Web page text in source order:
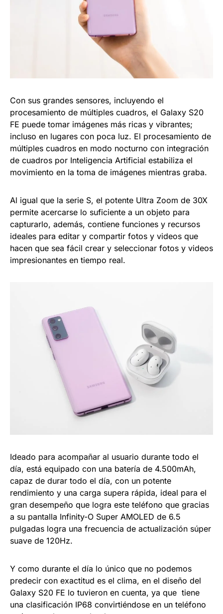
Con sus grandes sensores, incluyendo el
procesamiento de múltiples cuadros, el Galaxy S20
FE puede tomar imágenes más ricas y vibrantes;
incluso en lugares con poca luz. El procesamiento de
múltiples cuadros en modo nocturno con integración
de cuadros por Inteligencia Artificial estabiliza el
movimiento en la toma de imágenes mientras graba.
Al igual que la serie S, el potente Ultra Zoom de 30X
permite acercarse lo suficiente a un objeto para
capturarlo, además, contiene funciones y recursos
ideales para editar y compartir fotos y videos que
hacen que sea fácil crear y seleccionar fotos y videos
impresionantes en tiempo real.
Ideado para acompañar al usuario durante todo el
día, está equipado con una batería de 4.500mAh,
capaz de durar todo el día, con un potente
rendimiento y una carga supera rápida, ideal para el
gran desempeño que logra este teléfono que gracias
a su pantalla Infinity-O Super AMOLED de 6.5
pulgadas logra una frecuencia de actualización súper
suave de 120Hz.
Y como durante el día lo único que no podemos
predecir con exactitud es el clima, en el diseño del
Galaxy S20 FE lo tuvieron en cuenta, ya que tiene
una clasificación IP68 convirtiéndose en un teléfono